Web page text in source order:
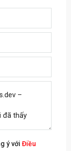
ý với Điều